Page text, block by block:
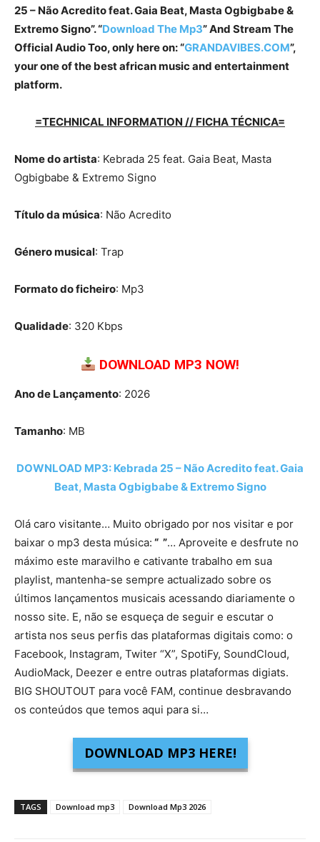
25 – Não Acredito feat. Gaia Beat, Masta Ogbigbabe &
Extremo Signo”. “Download The Mp3” And Stream The
Official Audio Too, only here on: “GRANDAVIBES.COM”,
your one of the best african music and entertainment
platform.
=TECHNICAL INFORMATION // FICHA TÉCNICA=
Nome do artista: Kebrada 25 feat. Gaia Beat, Masta
Ogbigbabe & Extremo Signo
Título da música: Não Acredito
Género musical: Trap
Formato do ficheiro: Mp3
Qualidade: 320 Kbps
DOWNLOAD MP3 NOW!
Ano de Lançamento: 2026
Tamanho: MB
DOWNLOAD MP3: Kebrada 25 – Não Acredito feat. Gaia
Beat, Masta Ogbigbabe & Extremo Signo
Olá caro visitante… Muito obrigado por nos visitar e por
baixar o mp3 desta música: “ ”… Aproveite e desfrute no
máximo este maravilho e cativante trabalho em sua
playlist, mantenha-se sempre actualizado sobre os
últimos lançamentos musicais acessando diariamente o
nosso site. E, não se esqueça de seguir e escutar o
artista nos seus perfis das plataformas digitais como: o
Facebook, Instagram, Twiter “X”, SpotiFy, SoundCloud,
AudioMack, Deezer e entre outras plataformas digiats.
BIG SHOUTOUT para você FAM, continue desbravando
os conteúdos que temos aqui para si…
DOWNLOAD MP3 HERE!
TAGS Download mp3 Download Mp3 2026